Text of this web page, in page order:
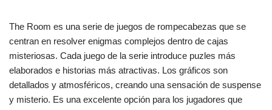
The Room es una serie de juegos de rompecabezas que se
centran en resolver enigmas complejos dentro de cajas
misteriosas. Cada juego de la serie introduce puzles más
elaborados e historias más atractivas. Los gráficos son
detallados y atmosféricos, creando una sensación de suspense
y misterio. Es una excelente opción para los jugadores que